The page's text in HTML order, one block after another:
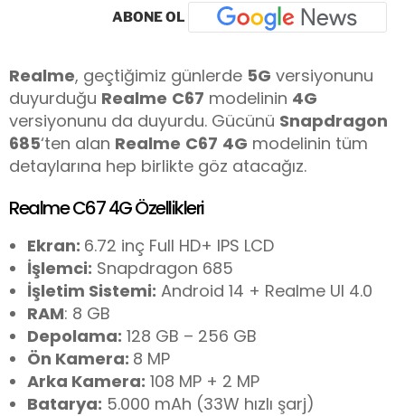
ABONE OL
Realme, geçtiğimiz günlerde 5G versiyonunu
duyurduğu Realme C67 modelinin 4G
versiyonunu da duyurdu. Gücünü Snapdragon
685‘ten alan Realme C67 4G modelinin tüm
detaylarına hep birlikte göz atacağız.
Realme C67 4G Özellikleri
Ekran: 6.72 inç Full HD+ IPS LCD
İşlemci: Snapdragon 685
İşletim Sistemi: Android 14 + Realme UI 4.0
RAM: 8 GB
Depolama: 128 GB – 256 GB
Ön Kamera: 8 MP
Arka Kamera: 108 MP + 2 MP
Batarya: 5.000 mAh (33W hızlı şarj)